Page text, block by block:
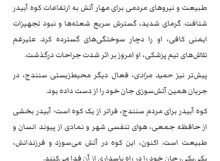
طبیعت و نیروهای مردمی برای مهار آتش به ارتفاعات کوه آبیدر
شتافت. گرمای شدید، گسترش سریع شعله‌ها و نبود تجهیزات
ایمنی کافی، او را دچار سوختگی‌های گسترده کرد. علیرغم
تلاش‌های تیم پزشکی، او امروز بر اثر شدت جراحات درگذشت.
پیش‌تر نیزحمید مرادی، فعال دیگر محیط‌زیستی سنندج، در
جریان همین آتش‌سوزی جان خود را از دست داده بود.
کوه آبیدر برای مردم سنندج، فراتر از یک کوه است؛ آبیدر بخشی
از حافظه جمعی، هوای تنفسی شهر و نمادی از پیوند انسان و
طبیعت است. اکنون، این کوه در آتش می‌سوزد و فرزندانش،
یکی‌یکی، جان خود را در راه پاسداری از آن فدا می‌کنند.